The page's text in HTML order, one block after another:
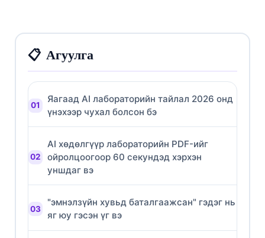
Агуулга
Яагаад AI лабораторийн тайлал 2026 онд
үнэхээр чухал болсон бэ
AI хөдөлгүүр лабораторийн PDF-ийг
ойролцоогоор 60 секундэд хэрхэн
уншдаг вэ
"эмнэлзүйн хувьд баталгаажсан" гэдэг нь
яг юу гэсэн үг вэ